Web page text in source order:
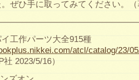
。ぜひ手に取ってみてください。
工作パーツ大全915種
atcl/catalog/23/
社 2023/5/16）